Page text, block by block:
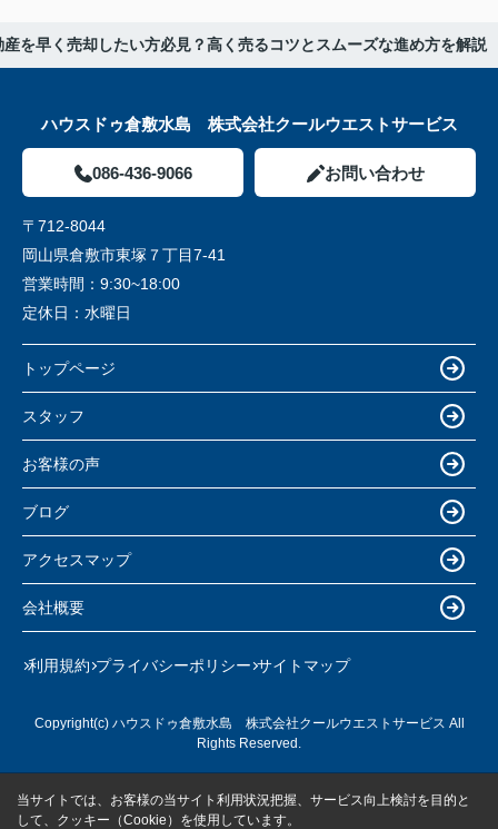
を早く売却したい方必見？高く売るコツとスムーズな進め方を解説
ハウスドゥ倉敷水島 株式会社クールウエストサービス
086-436-9066 お問い合わせ
〒712-8044
岡山県倉敷市東塚７丁目7-41
営業時間： 9:30~18:00
定休日： 水曜日
トップページ
スタッフ
お客様の声
ブログ
アクセスマップ
会社概要
利用規約 プライバシーポリシー サイトマップ
Copyright(c) ハウスドゥ倉敷水島 株式会社クールウエストサービス All
Rights Reserved.
当サイトでは、お客様の当サイト利用状況把握、サービス向上検討を目的と
して、クッキー（Cookie）を使用しています。